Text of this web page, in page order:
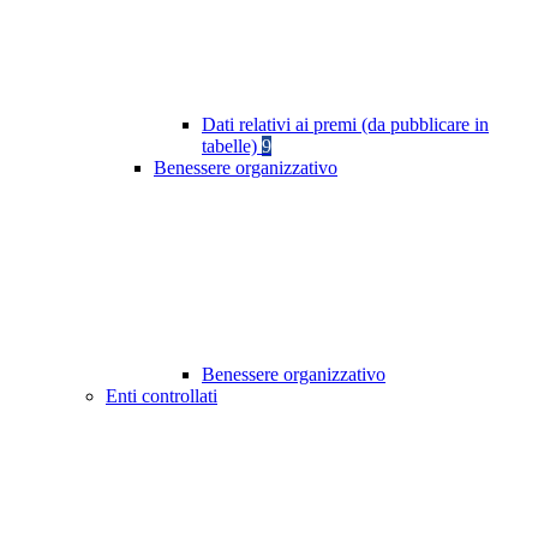
Dati relativi ai premi (da pubblicare in
tabelle) 9
Benessere organizzativo
Benessere organizzativo
Enti controllati